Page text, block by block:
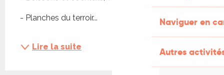
Naviguer en
Autres
- Planches du terroir...
Lire la suite